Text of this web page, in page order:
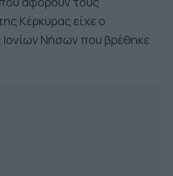
Κέρκυρας είχε ο
Ιονίων Νήσων που βρέθηκε